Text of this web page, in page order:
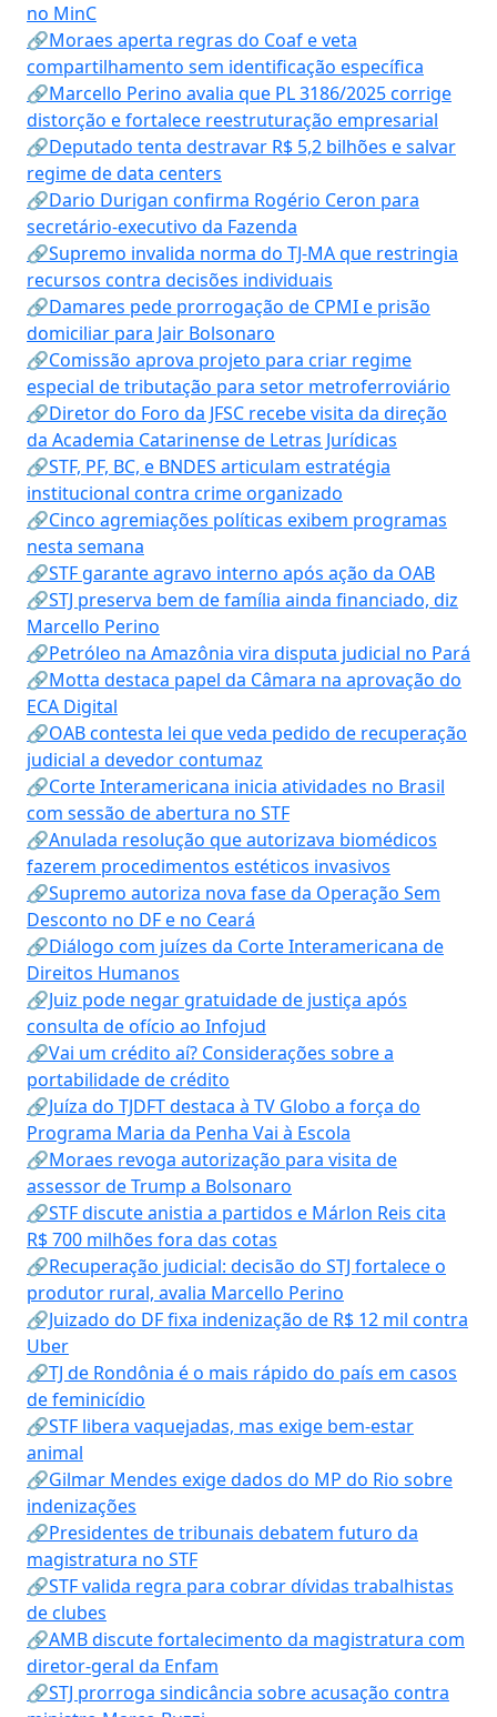
no MinC
🔗Moraes aperta regras do Coaf e veta
compartilhamento sem identificação específica
🔗Marcello Perino avalia que PL 3186/2025 corrige
distorção e fortalece reestruturação empresarial
🔗Deputado tenta destravar R$ 5,2 bilhões e salvar
regime de data centers
🔗Dario Durigan confirma Rogério Ceron para
secretário-executivo da Fazenda
🔗Supremo invalida norma do TJ-MA que restringia
recursos contra decisões individuais
🔗Damares pede prorrogação de CPMI e prisão
domiciliar para Jair Bolsonaro
🔗Comissão aprova projeto para criar regime
especial de tributação para setor metroferroviário
🔗Diretor do Foro da JFSC recebe visita da direção
da Academia Catarinense de Letras Jurídicas
🔗STF, PF, BC, e BNDES articulam estratégia
institucional contra crime organizado
🔗Cinco agremiações políticas exibem programas
nesta semana
🔗STF garante agravo interno após ação da OAB
🔗STJ preserva bem de família ainda financiado, diz
Marcello Perino
🔗Petróleo na Amazônia vira disputa judicial no Pará
🔗Motta destaca papel da Câmara na aprovação do
ECA Digital
🔗OAB contesta lei que veda pedido de recuperação
judicial a devedor contumaz
🔗Corte Interamericana inicia atividades no Brasil
com sessão de abertura no STF
🔗Anulada resolução que autorizava biomédicos
fazerem procedimentos estéticos invasivos
🔗Supremo autoriza nova fase da Operação Sem
Desconto no DF e no Ceará
🔗Diálogo com juízes da Corte Interamericana de
Direitos Humanos
🔗Juiz pode negar gratuidade de justiça após
consulta de ofício ao Infojud
🔗Vai um crédito aí? Considerações sobre a
portabilidade de crédito
🔗Juíza do TJDFT destaca à TV Globo a força do
Programa Maria da Penha Vai à Escola
🔗Moraes revoga autorização para visita de
assessor de Trump a Bolsonaro
🔗STF discute anistia a partidos e Márlon Reis cita
R$ 700 milhões fora das cotas
🔗Recuperação judicial: decisão do STJ fortalece o
produtor rural, avalia Marcello Perino
🔗Juizado do DF fixa indenização de R$ 12 mil contra
Uber
🔗TJ de Rondônia é o mais rápido do país em casos
de feminicídio
🔗STF libera vaquejadas, mas exige bem-estar
animal
🔗Gilmar Mendes exige dados do MP do Rio sobre
indenizações
🔗Presidentes de tribunais debatem futuro da
magistratura no STF
🔗STF valida regra para cobrar dívidas trabalhistas
de clubes
🔗AMB discute fortalecimento da magistratura com
diretor-geral da Enfam
🔗STJ prorroga sindicância sobre acusação contra